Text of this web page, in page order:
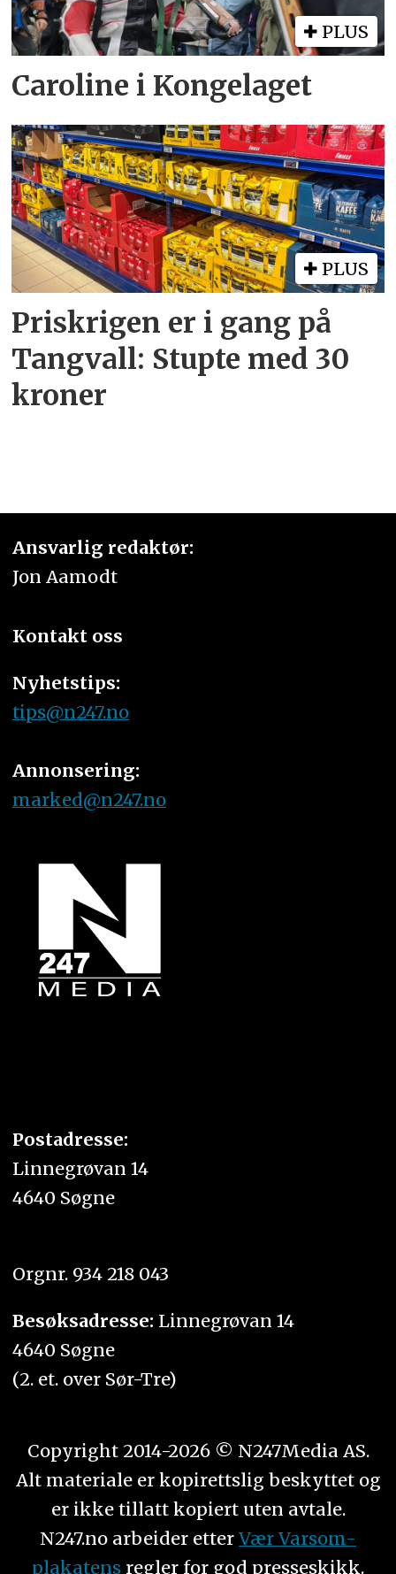
PLUS
Caroline i Kongelaget
PLUS
Priskrigen er i gang på
Tangvall: Stupte med 30
kroner
Ansvarlig redaktør:
Jon Aamodt
Kontakt oss
Nyhetstips:
tips@n247.no
Annonsering:
marked@n247.no
Postadresse:
Linnegrøvan 14
4640 Søgne
Orgnr. 934 218 043
Besøksadresse: Linnegrøvan 14
4640 Søgne
(2. et. over Sør-Tre)
Copyright 2014-2026 © N247Media AS.
Alt materiale er kopirettslig beskyttet og
er ikke tillatt kopiert uten avtale.
N247.no arbeider etter Vær Varsom-
plakatens regler for god presseskikk.